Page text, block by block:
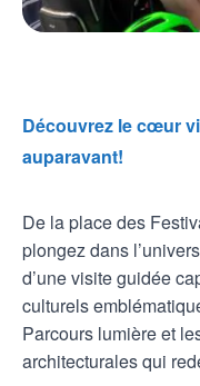
Découvrez le cœur
auparavant!
De la place des
plongez dans
d’une visite guidée
culturels
Parcours lumière et
architecturales qui